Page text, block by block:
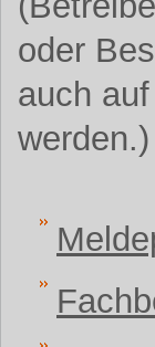
oder
auch
werden.)